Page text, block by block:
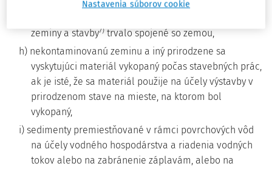
zeminy a stavby7) trvalo spojené so zemou,
h) nekontaminovanú zeminu a iný prirodzene sa
vyskytujúci materiál vykopaný počas stavebných prác,
ak je isté, že sa materiál použije na účely výstavby v
prirodzenom stave na mieste, na ktorom bol
vykopaný,
i) sedimenty premiestňované v rámci povrchových vôd
na účely vodného hospodárstva a riadenia vodných
tokov alebo na zabránenie záplavám, alebo na
Nastavenia súborov cookie